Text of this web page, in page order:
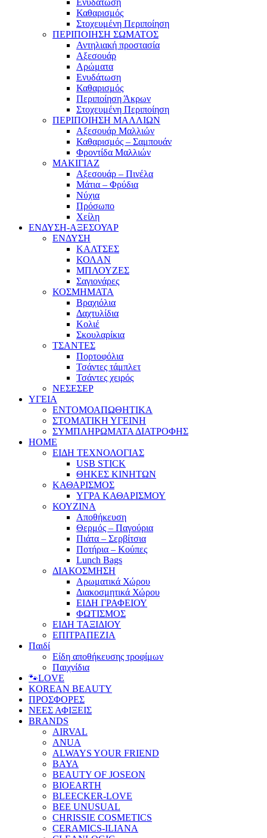
Ενυδάτωση
Καθαρισμός
Στοχευμένη Περιποίηση
ΠΕΡΙΠΟΙΗΣΗ ΣΩΜΑΤΟΣ
Αντηλιακή προστασία
Αξεσουάρ
Αρώματα
Ενυδάτωση
Καθαρισμός
Περιποίηση Άκρων
Στοχευμένη Περιποίηση
ΠΕΡΙΠΟΙΗΣΗ ΜΑΛΛΙΩΝ
Αξεσουάρ Μαλλιών
Καθαρισμός – Σαμπουάν
Φροντίδα Μαλλιών
ΜΑΚΙΓΙΑΖ
Αξεσουάρ – Πινέλα
Μάτια – Φρύδια
Νύχια
Πρόσωπο
Χείλη
ΕΝΔΥΣΗ-ΑΞΕΣΟΥΑΡ
ΕΝΔΥΣΗ
ΚΑΛΤΣΕΣ
ΚΟΛΑΝ
ΜΠΛΟΥΖΕΣ
Σαγιονάρες
ΚΟΣΜΗΜΑΤΑ
Βραχιόλια
Δαχτυλίδια
Κολιέ
Σκουλαρίκια
ΤΣΑΝΤΕΣ
Πορτοφόλια
Τσάντες τάμπλετ
Τσάντες χειρός
ΝΕΣΕΣΕΡ
ΥΓΕΙΑ
ΕΝΤΟΜΟΑΠΩΘΗΤΙΚΑ
ΣΤΟΜΑΤΙΚΗ ΥΓΕΙΝΗ
ΣΥΜΠΛΗΡΩΜΑΤΑ ΔΙΑΤΡΟΦΗΣ
HOME
ΕΙΔΗ ΤΕΧΝΟΛΟΓΙΑΣ
USB STICK
ΘΗΚΕΣ ΚΙΝΗΤΩΝ
ΚΑΘΑΡΙΣΜΟΣ
ΥΓΡΑ ΚΑΘΑΡΙΣΜΟΥ
ΚΟΥΖΙΝΑ
Αποθήκευση
Θερμός – Παγούρια
Πιάτα – Σερβίτσια
Ποτήρια – Κούπες
Lunch Bags
ΔΙΑΚΟΣΜΗΣΗ
Αρωματικά Χώρου
Διακοσμητικά Χώρου
ΕΙΔΗ ΓΡΑΦΕΙΟΥ
ΦΩΤΙΣΜΟΣ
ΕΙΔΗ ΤΑΞΙΔΙΟΥ
ΕΠΙΤΡΑΠΕΖΙΑ
Παιδί
Είδη αποθήκευσης τροφίμων
Παιχνίδια
🐾LOVE
KOREAN BEAUTY
ΠΡΟΣΦΟΡΕΣ
ΝΕΕΣ ΑΦΙΞΕΙΣ
BRANDS
AIRVAL
ANUA
ALWAYS YOUR FRIEND
BAYA
BEAUTY OF JOSEON
BIOEARTH
BLEECKER-LOVE
BEE UNUSUAL
CHRISSIE COSMETICS
CERAMICS-ILIANA